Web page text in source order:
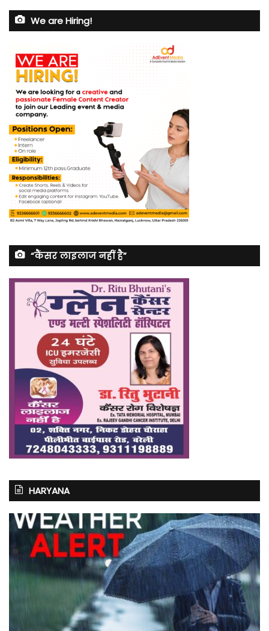
We are Hiring!
“कैंसर लाइलाज नहीं है”
HARYANA